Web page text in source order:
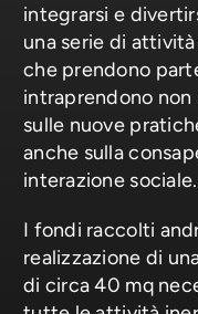
integrarsi e
una serie di
che prendono
intraprendono
sulle nuove
anche sulla
interazione sociale.
I fondi raccolti
realizzazione di
di circa 40 mq